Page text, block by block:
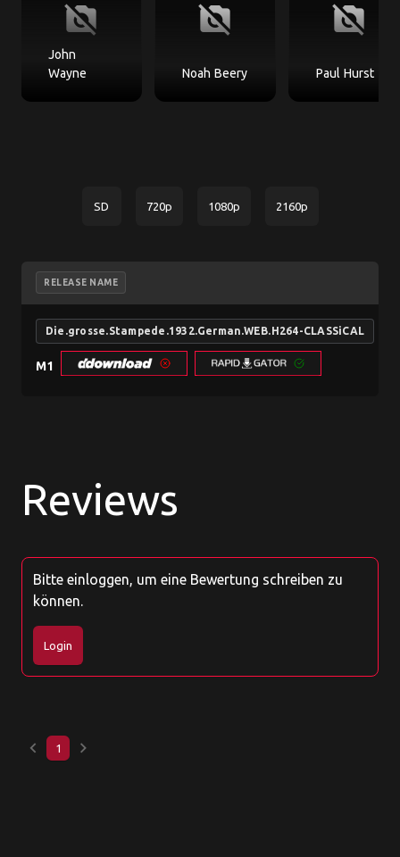
no_photography
John
Wayne
no_photography
Noah Beery
no_photography
Paul Hurst
SD 720p 1080p 2160p
RELEASE NAME
Die.grosse.Stampede.1932.German.WEB.H264-CLASSiCAL
M1
Reviews
Bitte einloggen, um eine Bewertung schreiben zu
können.
Login
keyboard_arrow_left 1 keyboard_arrow_right